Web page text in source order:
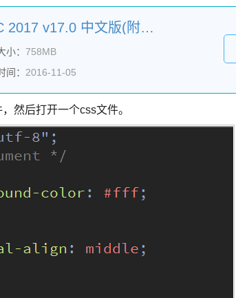
Adobe Dreamweaver CC 2017 v17.0 中文版(附安装教程) 64位
小： 758MB
间： 2016-11-05
然后打开一个css文件。